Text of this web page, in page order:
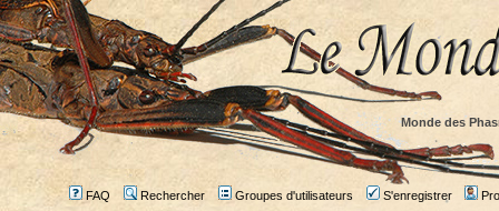
Monde des
FAQ Rechercher Groupes d'utilisateurs S'enregistrer